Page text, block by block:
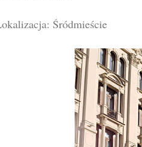
Śródmieście